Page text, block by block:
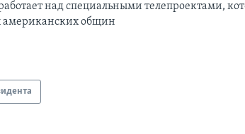
над специальными телепроектами,
общин